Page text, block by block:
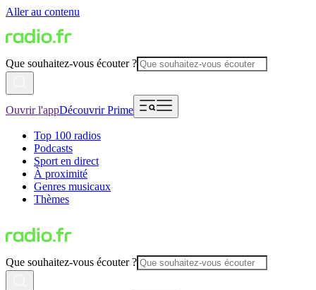
Aller au contenu
Que souhaitez-vous écouter ?
Ouvrir l'appDécouvrir Prime
Top 100 radios
Podcasts
Sport en direct
À proximité
Genres musicaux
Thèmes
Que souhaitez-vous écouter ?